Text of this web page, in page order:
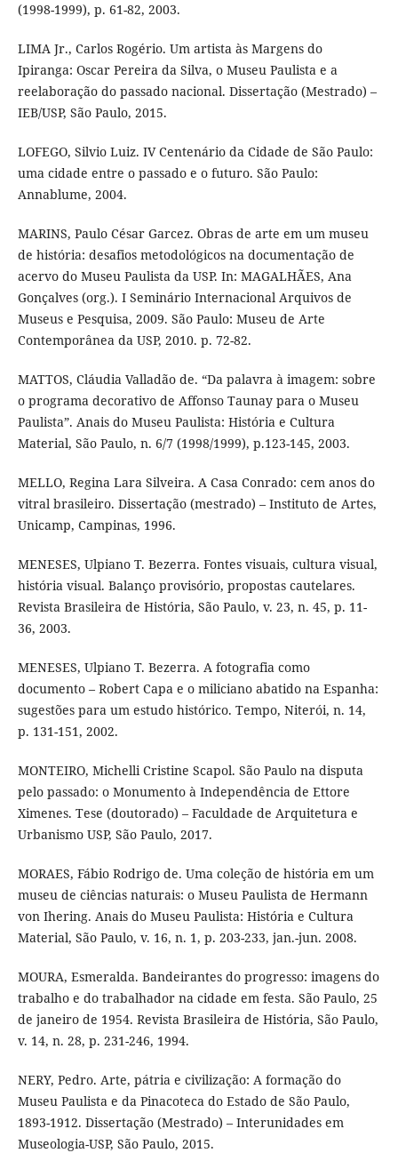
(1998-1999), p. 61-82, 2003.
LIMA Jr., Carlos Rogério. Um artista às Margens do
Ipiranga: Oscar Pereira da Silva, o Museu Paulista e a
reelaboração do passado nacional. Dissertação (Mestrado) –
IEB/USP, São Paulo, 2015.
LOFEGO, Silvio Luiz. IV Centenário da Cidade de São Paulo:
uma cidade entre o passado e o futuro. São Paulo:
Annablume, 2004.
MARINS, Paulo César Garcez. Obras de arte em um museu
de história: desafios metodológicos na documentação de
acervo do Museu Paulista da USP. In: MAGALHÃES, Ana
Gonçalves (org.). I Seminário Internacional Arquivos de
Museus e Pesquisa, 2009. São Paulo: Museu de Arte
Contemporânea da USP, 2010. p. 72-82.
MATTOS, Cláudia Valladão de. “Da palavra à imagem: sobre
o programa decorativo de Affonso Taunay para o Museu
Paulista”. Anais do Museu Paulista: História e Cultura
Material, São Paulo, n. 6/7 (1998/1999), p.123-145, 2003.
MELLO, Regina Lara Silveira. A Casa Conrado: cem anos do
vitral brasileiro. Dissertação (mestrado) – Instituto de Artes,
Unicamp, Campinas, 1996.
MENESES, Ulpiano T. Bezerra. Fontes visuais, cultura visual,
história visual. Balanço provisório, propostas cautelares.
Revista Brasileira de História, São Paulo, v. 23, n. 45, p. 11-
36, 2003.
MENESES, Ulpiano T. Bezerra. A fotografia como
documento – Robert Capa e o miliciano abatido na Espanha:
sugestões para um estudo histórico. Tempo, Niterói, n. 14,
p. 131-151, 2002.
MONTEIRO, Michelli Cristine Scapol. São Paulo na disputa
pelo passado: o Monumento à Independência de Ettore
Ximenes. Tese (doutorado) – Faculdade de Arquitetura e
Urbanismo USP, São Paulo, 2017.
MORAES, Fábio Rodrigo de. Uma coleção de história em um
museu de ciências naturais: o Museu Paulista de Hermann
von Ihering. Anais do Museu Paulista: História e Cultura
Material, São Paulo, v. 16, n. 1, p. 203-233, jan.-jun. 2008.
MOURA, Esmeralda. Bandeirantes do progresso: imagens do
trabalho e do trabalhador na cidade em festa. São Paulo, 25
de janeiro de 1954. Revista Brasileira de História, São Paulo,
v. 14, n. 28, p. 231-246, 1994.
NERY, Pedro. Arte, pátria e civilização: A formação do
Museu Paulista e da Pinacoteca do Estado de São Paulo,
1893-1912. Dissertação (Mestrado) – Interunidades em
Museologia-USP, São Paulo, 2015.